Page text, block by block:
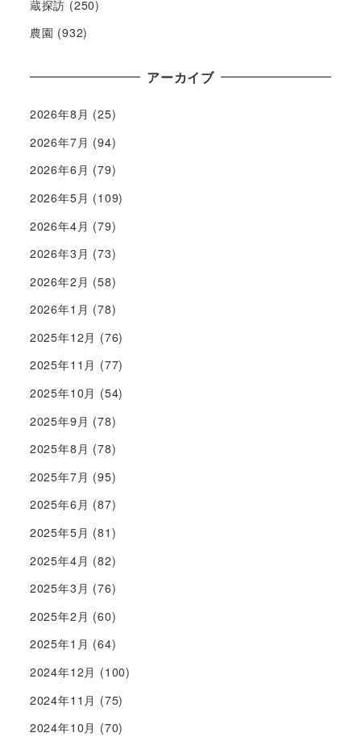
蔵探訪 (250)
農園 (932)
アーカイブ
2026年8月 (25)
2026年7月 (94)
2026年6月 (79)
2026年5月 (109)
2026年4月 (79)
2026年3月 (73)
2026年2月 (58)
2026年1月 (78)
2025年12月 (76)
2025年11月 (77)
2025年10月 (54)
2025年9月 (78)
2025年8月 (78)
2025年7月 (95)
2025年6月 (87)
2025年5月 (81)
2025年4月 (82)
2025年3月 (76)
2025年2月 (60)
2025年1月 (64)
2024年12月 (100)
2024年11月 (75)
2024年10月 (70)